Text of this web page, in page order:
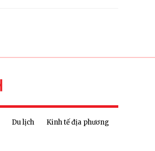
Du lịch
Kinh tế địa phương